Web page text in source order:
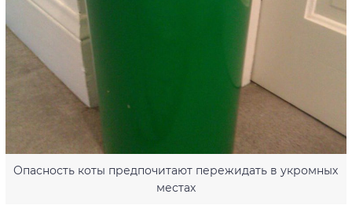
Опасность коты предпочитают пережидать в укромных
местах